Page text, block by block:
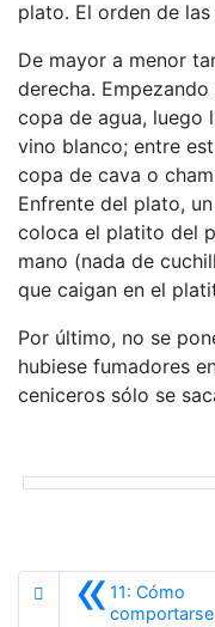
plato. El orden de
De mayor a menor
derecha.
copa de agua, luego
vino blanco; entre
copa de cava o
Enfrente del plato,
coloca el platito del
mano (nada de
que caigan en el
Por último, no se
hubiese fumadores
ceniceros sólo se
«11: Cómo